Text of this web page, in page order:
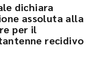
dichiara
assoluta alla
per il
recidivo